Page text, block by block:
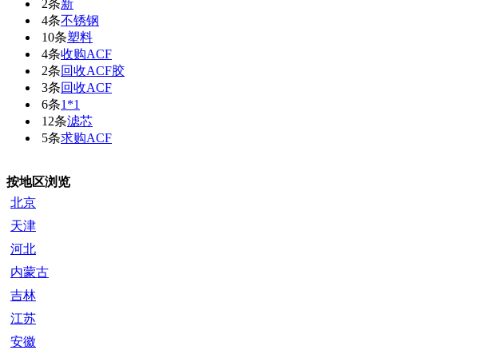
2条新
4条不锈钢
10条塑料
4条收购ACF
2条回收ACF胶
3条回收ACF
6条1*1
12条滤芯
5条求购ACF
按地区浏览
北京
天津
河北
内蒙古
吉林
江苏
安徽